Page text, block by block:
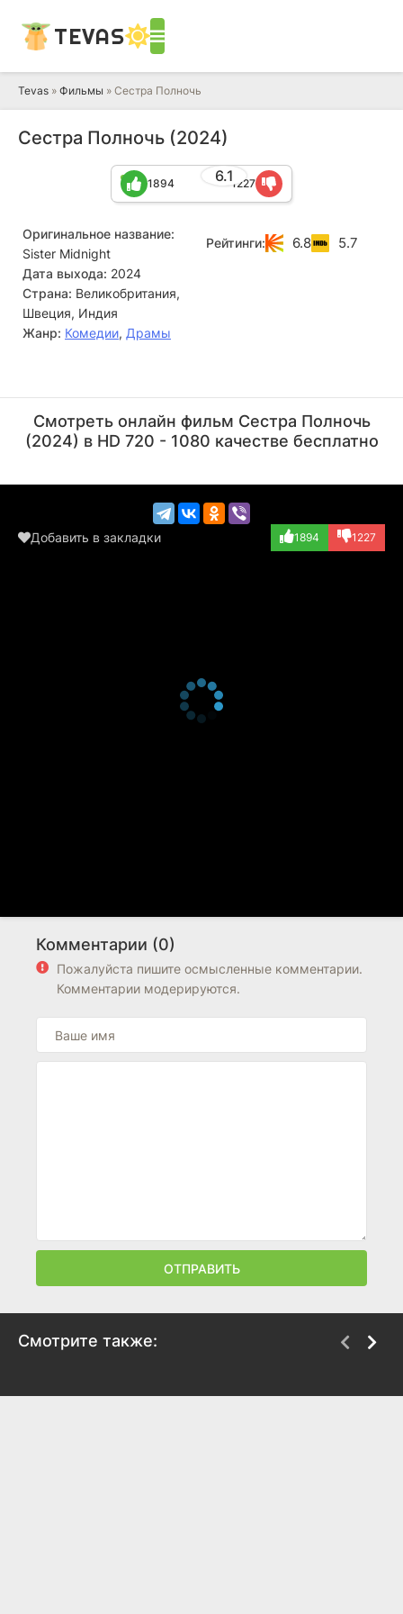
TEVAS
Tevas » Фильмы » Сестра Полночь
Сестра Полночь (2024)
6.1
1894 1227
Оригинальное название:
Sister Midnight
Дата выхода: 2024
Страна: Великобритания,
Швеция, Индия
Жанр: Комедии, Драмы
Рейтинги: 6.8 5.7
(Uma)
(Gopal)
Смотреть онлайн фильм Сестра Полночь
(2024) в HD 720 - 1080 качестве бесплатно
Добавить в закладки 1894 1227
Комментарии (0)
Пожалуйста пишите осмысленные комментарии.
Комментарии модерируются.
ОТПРАВИТЬ
Смотрите также: